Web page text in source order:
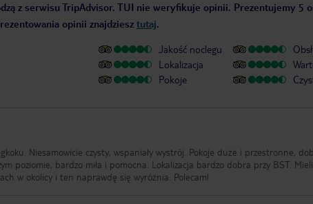
z serwisu TripAdvisor. TUI nie weryfikuje opinii. Prezentujemy 5
opinii znajdziesz tutaj.
Jakość noclegu
Lokalizacja
Pokoje
Niesamowicie czysty, wspaniały wystrój. Pokoje duże i przestronne,
poziomie, bardzo miła i pomocna. Lokalizacja bardzo dobra przy BST.
w okolicy i ten naprawdę się wyróżnia. Polecam!